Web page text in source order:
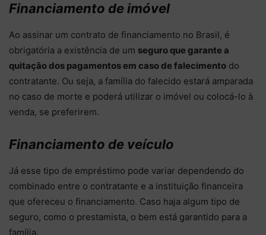
Financiamento de imóvel
Ao assinar um contrato de financiamento no Brasil, é
obrigatória a existência de um seguro que garante a
quitação dos pagamentos em caso de falecimento do
contratante. Ou seja, a família do falecido estará amparada
no caso de morte e poderá utilizar o imóvel ou colocá-lo à
venda, se preferirem.
Financiamento de veículo
Já esse tipo de empréstimo pode variar dependendo do
combinado entre o contratante e a instituição financeira
que ofereceu o financiamento. Caso haja algum tipo de
seguro, como o prestamista, o bem está garantido para a
família.